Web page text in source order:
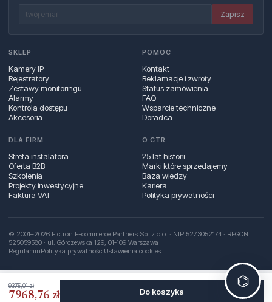
9375,01 zł
7968,76 zł Do koszyka
Zapisz
SKLEP
Kamery IP
Rejestratory
Zestawy monitoringu
Alarmy
Kontrola dostępu
Akcesoria
POMOC
Kontakt
Reklamacje i zwroty
Status zamówienia
FAQ
Wsparcie techniczne
Doradca
DLA FIRM
Strefa instalatora
Oferta B2B
Szkolenia
Projekty inwestycyjne
Faktura VAT
O CTR
25 lat historii
Marki które sprzedajemy
Baza wiedzy
Kariera
Polityka prywatności
© 2001–2026 Elctron E-commerce Partners Sp. z o.o. · NIP 5273052174 · REGON
525059580 · ul. Górczewska 129, 01‑109 Warszawa
RegulaminPolityka prywatnościUstawienia cookies
⌬